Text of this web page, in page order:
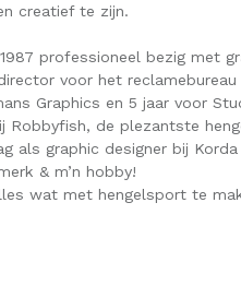
creatief te zijn.
professioneel bezig met
voor het reclamebureau
Graphics en 5 jaar voor
Robbyfish, de plezantste
als graphic designer bij
& m’n hobby!
wat met hengelsport te